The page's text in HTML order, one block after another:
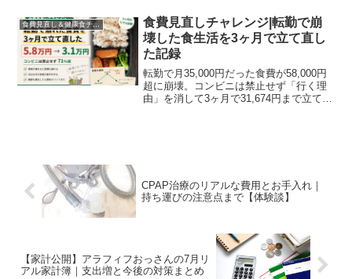
食費見直し＆健康食チャレンジ
食費見直しチャレンジ|転勤で崩
壊した食生活を3ヶ月で立て直し
た記録
転勤で月35,000円だった食費が58,000円
超に崩壊。コンビニは禁止せず「行く理
由」を消して3ヶ月で31,674円まで立て直
CPAP治療のリアルな費用とお手入れ｜
持ち運びの注意点まで【体験談】
【家計公開】アラフィフおっさんの7月リ
アル家計簿｜支出増と今後の対策まとめ